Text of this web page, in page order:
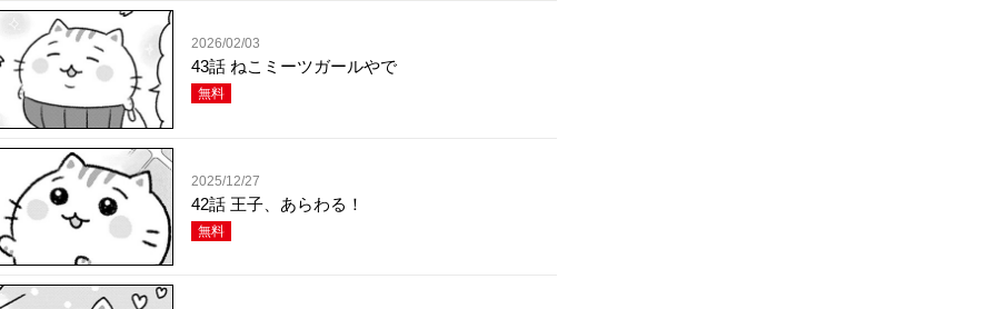
2026/02/03
43話 ねこミーツガールやで
無料
2025/12/27
42話 王子、あらわる！
無料